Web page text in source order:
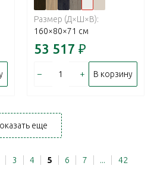
Размер (Д×Ш×В):
160×80×71 см
53 517 ₽
– + В корзину
еще
3 4 5 6 7 ...
42